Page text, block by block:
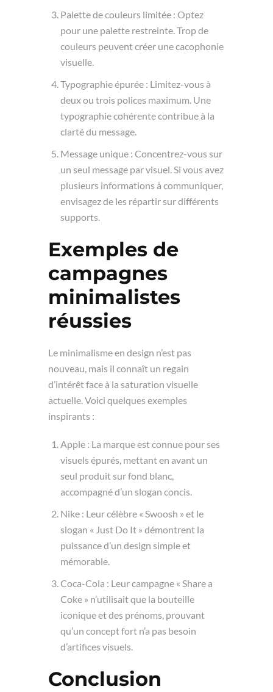
Palette de couleurs limitée : Optez
pour une palette restreinte. Trop de
couleurs peuvent créer une cacophonie
visuelle.
Typographie épurée : Limitez-vous à
deux ou trois polices maximum. Une
typographie cohérente contribue à la
clarté du message.
Message unique : Concentrez-vous sur
un seul message par visuel. Si vous avez
plusieurs informations à communiquer,
envisagez de les répartir sur différents
supports.
Exemples de
campagnes
minimalistes
réussies
Le minimalisme en design n’est pas
nouveau, mais il connaît un regain
d’intérêt face à la saturation visuelle
actuelle. Voici quelques exemples
inspirants :
Apple : La marque est connue pour ses
visuels épurés, mettant en avant un
seul produit sur fond blanc,
accompagné d’un slogan concis.
Nike : Leur célèbre « Swoosh » et le
slogan « Just Do It » démontrent la
puissance d’un design simple et
mémorable.
Coca-Cola : Leur campagne « Share a
Coke » n’utilisait que la bouteille
iconique et des prénoms, prouvant
qu’un concept fort n’a pas besoin
d’artifices visuels.
Conclusion